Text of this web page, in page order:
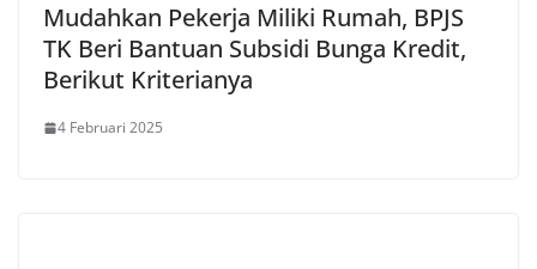
Mudahkan Pekerja Miliki Rumah, BPJS
TK Beri Bantuan Subsidi Bunga Kredit,
Berikut Kriterianya
4 Februari 2025